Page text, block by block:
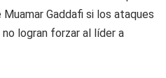
Gaddafi si los ataques
logran forzar al líder a